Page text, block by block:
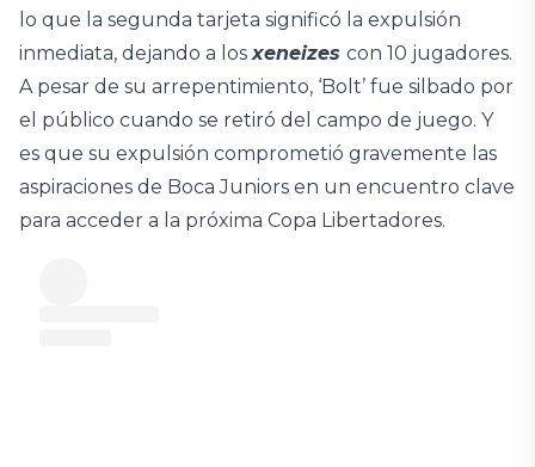
lo que la segunda tarjeta significó la expulsión
inmediata, dejando a losxeneizes con 10 jugadores.
A pesar de su arrepentimiento, ‘Bolt’ fue silbado por
el público cuando se retiró del campo de juego. Y
es que su expulsión comprometió gravemente las
aspiraciones de Boca Juniors en un encuentro clave
para acceder a la próxima Copa Libertadores.